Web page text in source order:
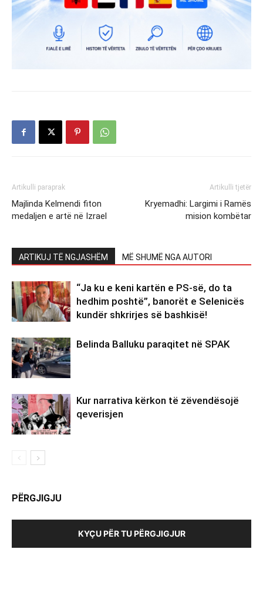
Artikulli paraprak
Majlinda Kelmendi fiton
medaljen e artë në Izrael
Artikulli tjetër
Kryemadhi: Largimi i Ramës
mision kombëtar
ARTIKUJ TË NGJASHËM MË SHUMË NGA AUTORI
“Ja ku e keni kartën e PS-së, do ta
hedhim poshtë”, banorët e Selenicës
kundër shkrirjes së bashkisë!
Belinda Balluku paraqitet në SPAK
Kur narrativa kërkon të zëvendësojë
qeverisjen
PËRGJIGJU
KYÇU PËR TU PËRGJIGJUR